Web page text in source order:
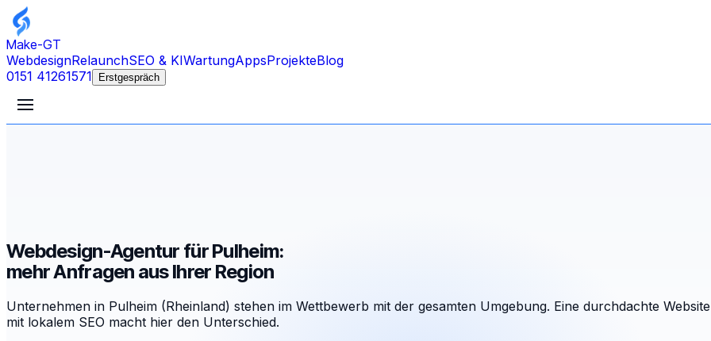
Make-GT
WebdesignRelaunchSEO & KIWartungAppsProjekteBlog
0151 41261571
Erstgespräch
Webdesign-Agentur für Pulheim:
mehr Anfragen aus Ihrer Region
Unternehmen in Pulheim (Rheinland) stehen im Wettbewerb mit der gesamten Umgebung. Eine durchdachte Website
mit lokalem SEO macht hier den Unterschied.